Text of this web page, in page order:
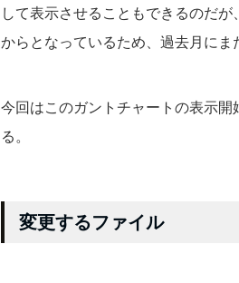
して表示させることもできるのだ
からとなっているため、過去月にま
今回はこのガントチャートの表示開
る。
変更するファイル